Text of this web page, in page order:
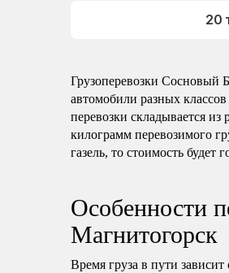
20
Грузоперевозки Сосновый
автомобили разных
перевозки складывается
килограмм перевозимого
газель, то стоимость будет
Особенности
Магнитогорск
Время груза в пути